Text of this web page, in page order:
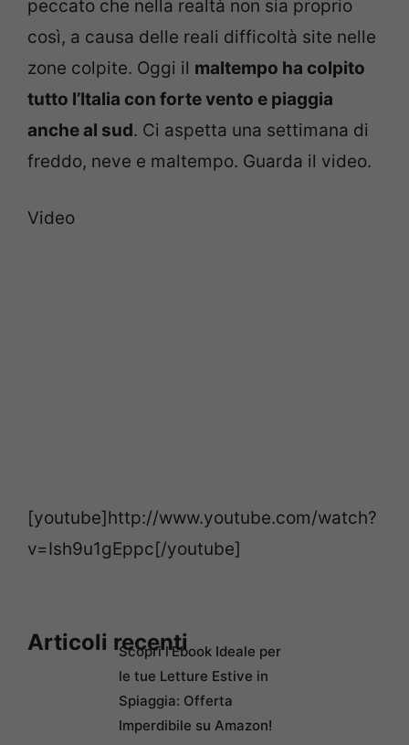
peccato che nella realtà non sia proprio
così, a causa delle reali difficoltà site nelle
zone colpite. Oggi il maltempo ha colpito
tutto l’Italia con forte vento e piaggia
anche al sud. Ci aspetta una settimana di
freddo, neve e maltempo. Guarda il video.
Video
[youtube]http://www.youtube.com/watch?
v=Ish9u1gEppc[/youtube]
Articoli recentiScopri l’Ebook Ideale per
le tue Letture Estive in
Spiaggia: Offerta
Imperdibile su Amazon!